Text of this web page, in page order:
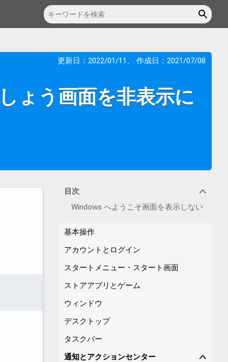
更新日： 2022/01/11 、 作成日： 2021/07/08
ょう画面を非表示に
∨
目次
Windows へようこそ画面を表示しない
基本操作
アカウントとログイン
スタートメニュー・スタート画面
ストアアプリとゲーム
ウィンドウ
デスクトップ
タスクバー
∨
通知とアクションセンター